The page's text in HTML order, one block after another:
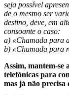
seja possível
de o mesmo ser
destino, deve, em
consoante o caso:
a) «Chamada para
b) «Chamada para
Assim, mantem-se
telefónicas para
mas já não